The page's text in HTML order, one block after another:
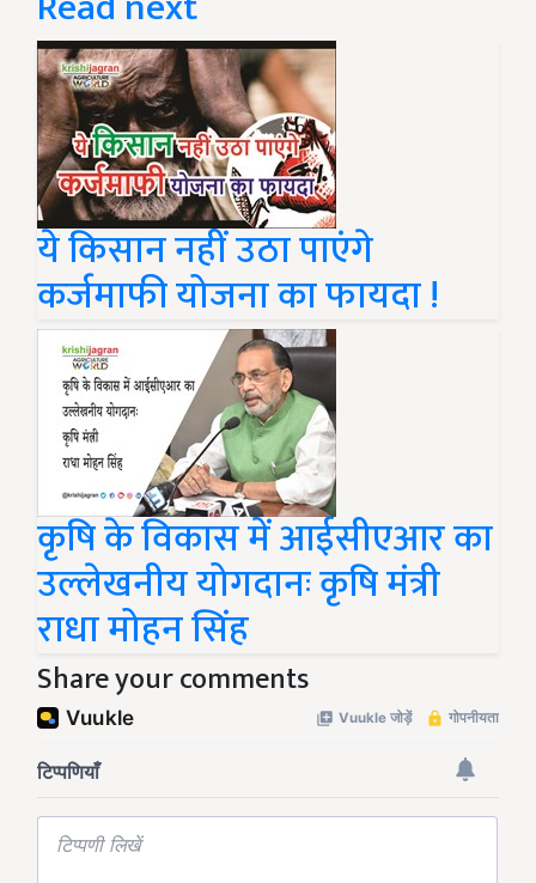
ये किसान नहीं उठा पाएंगे
कर्जमाफी योजना का फायदा !
कृषि के विकास में आईसीएआर का
उल्लेखनीय योगदानः कृषि मंत्री
राधा मोहन सिंह
Share your comments